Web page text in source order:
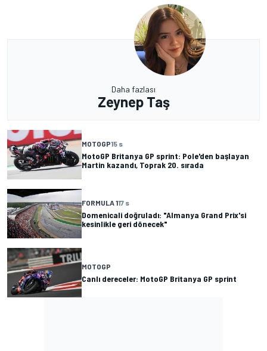
Daha fazlası
Zeynep Taş
MOTOGP15 s
MotoGP Britanya GP sprint: Pole'den başlayan
Martin kazandı, Toprak 20. sırada
FORMULA 117 s
Domenicali doğruladı: "Almanya Grand Prix'si
kesinlikle geri dönecek"
MOTOGP
Canlı dereceler: MotoGP Britanya GP sprint